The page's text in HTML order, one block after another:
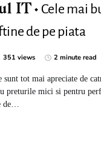
IT
Cele mai
de pe piata
351 views 2 minute read
sunt tot mai apreciate de
preturile mici si pentru
de…